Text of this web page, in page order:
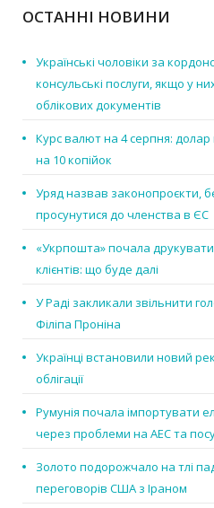
ОСТАННІ НОВИНИ
Українські чоловіки за
консульські послуги, якщо у
облікових документів
Курс валют на 4 серпня:
на 10 копійок
Уряд назвав законопроєкти,
просунутися до членства в ЄС
«Укрпошта» почала
клієнтів: що буде далі
У Раді закликали звільнити
Філіпа Проніна
Українці встановили новий
облігації
Румунія почала імпортувати
через проблеми на АЕС та
Золото подорожчало на тлі
переговорів США з Іраном